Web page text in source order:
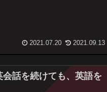
2021.07.20 2021.09.13
会話を続けても、英語を